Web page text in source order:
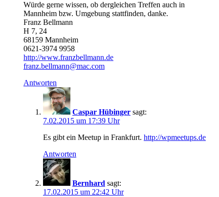
Würde gerne wissen, ob dergleichen Treffen auch in
Mannheim bzw. Umgebung stattfinden, danke.
Franz Bellmann
H 7, 24
68159 Mannheim
0621-3974 9958
http://www.franzbellmann.de
franz.bellmann@mac.com
Antworten
Caspar Hübinger sagt:
7.02.2015 um 17:39 Uhr
Es gibt ein Meetup in Frankfurt. http://wpmeetups.de
Antworten
Bernhard sagt:
17.02.2015 um 22:42 Uhr